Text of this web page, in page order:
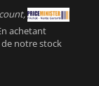
achetant
notre stock